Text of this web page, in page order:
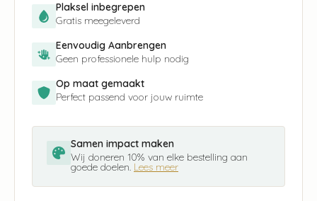
Plaksel inbegrepen
Gratis meegeleverd
Eenvoudig Aanbrengen
Geen professionele hulp nodig
Op maat gemaakt
Perfect passend voor jouw ruimte
Samen impact maken
Wij doneren 10% van elke bestelling aan
goede doelen. Lees meer